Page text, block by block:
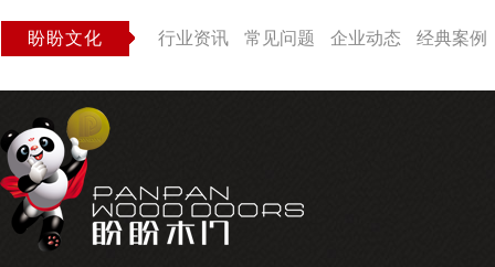
盼盼文化 行业资讯 常见问题 企业动态 经典案例